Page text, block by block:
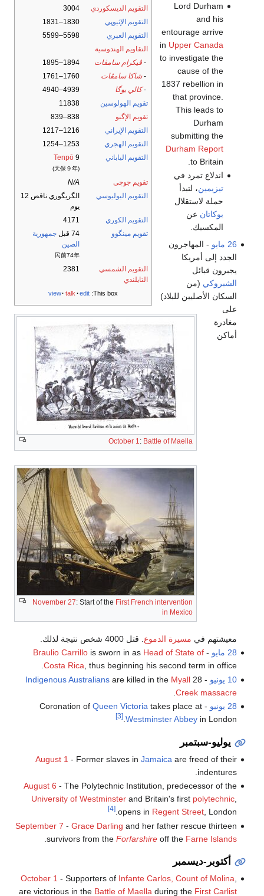
التقويم الديسكوردي
3004
التقويم الإثيوپي
1830–1831
التقويم العبري
5598–5599
التقاويم الهندوسية
- ڤيكرام سامڤات
1894–1895
-شاكا سامڤات
1760–1761
-كالي يوگا
4939–4940
تقويم الهولوسين
11838
تقويم الإگبو
838–839
التقويم الإيراني
1216–1217
التقويم الهجري
1253–1254
التقويم الياباني
Tenpō 9
(天保９年)
تقويم جوچى
N/A
التقويم اليوليوسي
الگريگوري ناقص 12
يوم
التقويم الكوري
4171
تقويم مينگوو
74 قبل
جمهورية
الصين
民前74年
التقويم الشمسي
التايلندي
2381
This box:
view talk edit
October 1 : Battle of Maella
November 27: Start of the First French intervention
in Mexico
Lord Durham
and his
entourage arrive
in Upper Canada
to investigate the
cause of the
1837 rebellion in
that province.
This leads to
Durham
submitting the
Durham Report
to Britain.
اندلاع تمرد في
تيزيمين، لتبدأ
حملة لاستقلال
يوكاتان عن
المكسيك.
26 مايو
- المهاجرون
الجدد إلى أمريكا
يجبرون قبائل
الشيروكي (من
السكان الأصليين للبلاد)
على
مغادرة
أماكن
معيشتهم في مسيرة الدموع . قتل 4000 شخص نتيجة لذلك.
28 مايو
-
Braulio Carrillois sworn in as Head of State of
Costa Rica, thus beginning his second term in office.
10 يونيو
- 28
Indigenous Australiansare killed in the Myall
Creek massacre
28 يونيو
- Coronation of
Queen Victoria takes place at
Westminster Abbeyin London.
[3]
يوليو-سبتمبر
August 1 - Former slaves in Jamaica are freed of their
indentures.
August 6 - The Polytechnic Institution, predecessor of the
University of Westminsterand Britain's first polytechnic,
opens in Regent Street, London.
[4]
September 7 - Grace Darling and her father rescue thirteen
survivors from the Forfarshireoff the Farne Islands
أكتوبر-ديسمبر
October 1 - Supporters of Infante Carlos, Count of Molina
are victorious in the Battle of Maella during the First Carlist